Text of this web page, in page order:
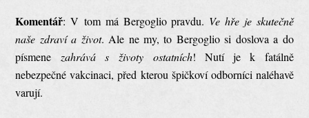
Komentář: V tom má Bergoglio pravdu. Ve hře je skutečně
naše zdraví a život. Ale ne my, to Bergoglio si doslova a do
písmene zahrává s životy ostatních! Nutí je k fatálně
nebezpečné vakcinaci, před kterou špičkoví odborníci naléhavě
varují.